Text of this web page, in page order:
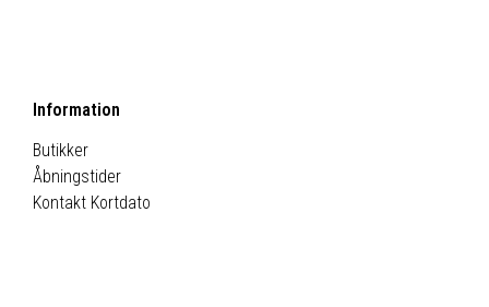
Information
Butikker
Åbningstider
Kontakt Kortdato